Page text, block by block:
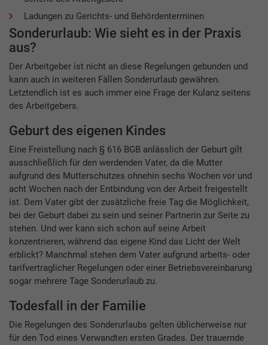
Ladungen zu Gerichts- und Behördenterminen
Sonderurlaub: Wie sieht es in der Praxis
aus?
Der Arbeitgeber ist nicht an diese Regelungen gebunden und
kann auch in weiteren Fällen Sonderurlaub gewähren.
Letztendlich ist es auch immer eine Frage der Kulanz seitens
des Arbeitgebers.
Geburt des eigenen Kindes
Eine Freistellung nach § 616 BGB anlässlich der Geburt gilt
ausschließlich für den werdenden Vater, da die Mutter
aufgrund des Mutterschutzes ohnehin sechs Wochen vor und
acht Wochen nach der Entbindung von der Arbeit freigestellt
ist. Dem Vater gibt der zusätzliche freie Tag die Möglichkeit,
bei der Geburt dabei zu sein und seiner Partnerin zur Seite zu
stehen. Und wer kann sich schon auf seine Arbeit
konzentrieren, während das eigene Kind das Licht der Welt
erblickt? Manchmal stehen dem Vater aufgrund arbeits- oder
tarifvertraglicher Regelungen oder einer Betriebsvereinbarung
sogar mehrere Tage Sonderurlaub zu.
Todesfall in der Familie
Die Regelungen des Sonderurlaubs gelten üblicherweise nur
für den Tod eines Verwandten ersten Grades. Der trauernde